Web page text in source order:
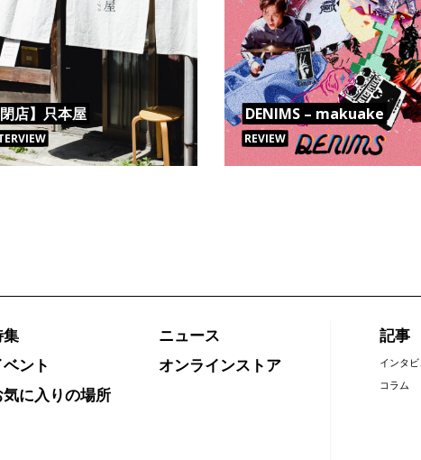
閉店】只本屋 DENIMS – makuake
REVIEW
ベント
気に入りの場所
ニュース
オンラインストア
記事
インタ
コラム